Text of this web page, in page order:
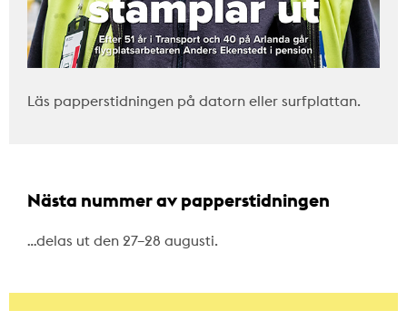
Läs papperstidningen på datorn eller surfplattan.
Nästa nummer av papperstidningen
…delas ut den 27–28 augusti.